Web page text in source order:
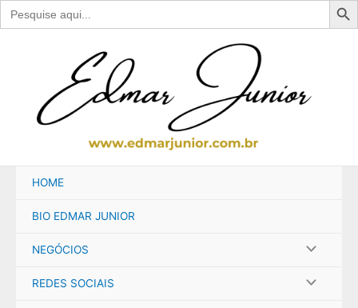
Search
for:
HOME
BIO EDMAR JUNIOR
NEGÓCIOS
REDES SOCIAIS